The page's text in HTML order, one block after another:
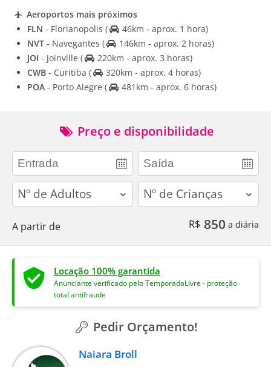
Aeroportos mais próximos
FLN - Florianopolis (
46km - aprox. 1 hora)
NVT - Navegantes (
146km - aprox. 2 horas)
JOI - Joinville (
220km - aprox. 3 horas)
CWB - Curitiba (
320km - aprox. 4 horas)
POA - Porto Alegre ( 481km - aprox. 6 horas)
Preço e disponibilidade
adults children
A partir de R$ 850 a diária
Locação 100% garantida
Anunciante verificado pelo TemporadaLivre - proteção
total antifraude
Pedir Orçamento!
Naiara Broll